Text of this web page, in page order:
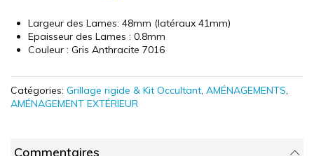
Largeur des Lames: 48mm (latéraux 41mm)
Epaisseur des Lames : 0.8mm
Couleur : Gris Anthracite 7016
Catégories: Grillage rigide & Kit Occultant, AMÉNAGEMENTS,
AMÉNAGEMENT EXTÉRIEUR
Commentaires